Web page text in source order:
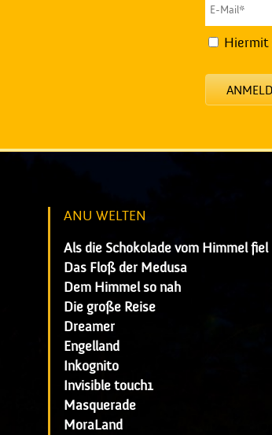
Hiermit
ANU WELTEN
Als die Schokolade vom Himmel fiel
Das Floß der Medusa
Dem Himmel so nah
Die große Reise
Dreamer
Engelland
Inkognito
Invisible touch1
Masquerade
MoraLand